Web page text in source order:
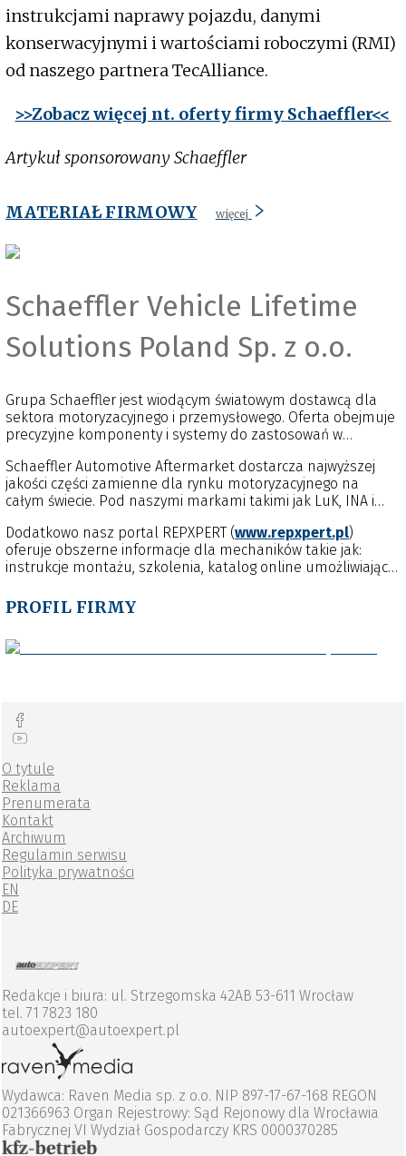
instrukcjami naprawy pojazdu, danymi
konserwacyjnymi i wartościami roboczymi (RMI)
od naszego partnera TecAlliance.
>>Zobacz więcej nt. oferty firmy Schaeffler<<
Artykuł sponsorowany Schaeffler
MATERIAŁ FIRMOWY więcej
Schaeffler Vehicle Lifetime
Solutions Poland Sp. z o.o.
Grupa Schaeffler jest wiodącym światowym dostawcą dla
sektora motoryzacyjnego i przemysłowego. Oferta obejmuje
precyzyjne komponenty i systemy do zastosowań w
zakresie łożysk tocznych i ślizgowych do wielu zastosowań
przemysłowych.
Schaeffler Automotive Aftermarket dostarcza najwyższej
jakości części zamienne dla rynku motoryzacyjnego na
całym świecie. Pod naszymi markami takimi jak LuK, INA i
silnika i przeniesienia napędu oraz elementy zawieszenia.
Wszystkie części są optymalnie dopasowane oraz
umożliwiają szybką i profesjonalną naprawę.
Dodatkowo nasz portal REPXPERT (www.repxpert.pl)
oferuje obszerne informacje dla mechaników takie jak:
instrukcje montażu, szkolenia, katalog online umożliwiający
specjalnych. Aktualny harmonogram szkoleń i zapisy
dostępne są na stronie:
https://szkolenia.repxpert.pl/s01/kursy/grupy/
PROFIL FIRMY
O tytule
Reklama
Prenumerata
Kontakt
Archiwum
Regulamin serwisu
Polityka prywatności
EN
DE
Redakcje i biura: ul. Strzegomska 42AB 53-611 Wrocław
tel. 71 7823 180
autoexpert@autoexpert.pl
Wydawca: Raven Media sp. z o.o. NIP 897-17-67-168 REGON
021366963 Organ Rejestrowy: Sąd Rejonowy dla Wrocławia
Fabrycznej VI Wydział Gospodarczy KRS 0000370285